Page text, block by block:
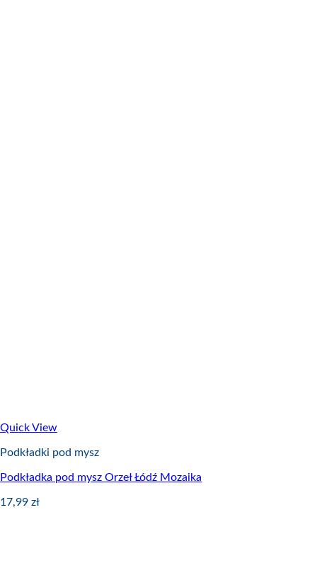
Quick View
Podkładki pod mysz
Podkładka pod mysz Orzeł Łódź Mozaika
17,99 zł